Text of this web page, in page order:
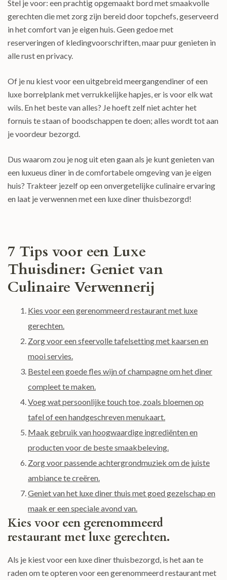
Stel je voor: een prachtig opgemaakt bord met smaakvolle
gerechten die met zorg zijn bereid door topchefs, geserveerd
in het comfort van je eigen huis. Geen gedoe met
reserveringen of kledingvoorschriften, maar puur genieten in
alle rust en privacy.
Of je nu kiest voor een uitgebreid meergangendiner of een
luxe borrelplank met verrukkelijke hapjes, er is voor elk wat
wils. En het beste van alles? Je hoeft zelf niet achter het
fornuis te staan of boodschappen te doen; alles wordt tot aan
je voordeur bezorgd.
Dus waarom zou je nog uit eten gaan als je kunt genieten van
een luxueus diner in de comfortabele omgeving van je eigen
huis? Trakteer jezelf op een onvergetelijke culinaire ervaring
en laat je verwennen met een luxe diner thuisbezorgd!
7 Tips voor een Luxe
Thuisdiner: Geniet van
Culinaire Verwennerij
Kies voor een gerenommeerd restaurant met luxe
gerechten.
Zorg voor een sfeervolle tafelsetting met kaarsen en
mooi servies.
Bestel een goede fles wijn of champagne om het diner
compleet te maken.
Voeg wat persoonlijke touch toe, zoals bloemen op
tafel of een handgeschreven menukaart.
Maak gebruik van hoogwaardige ingrediënten en
producten voor de beste smaakbeleving.
Zorg voor passende achtergrondmuziek om de juiste
ambiance te creëren.
Geniet van het luxe diner thuis met goed gezelschap en
maak er een speciale avond van.
Kies voor een gerenommeerd
restaurant met luxe gerechten.
Als je kiest voor een luxe diner thuisbezorgd, is het aan te
raden om te opteren voor een gerenommeerd restaurant met